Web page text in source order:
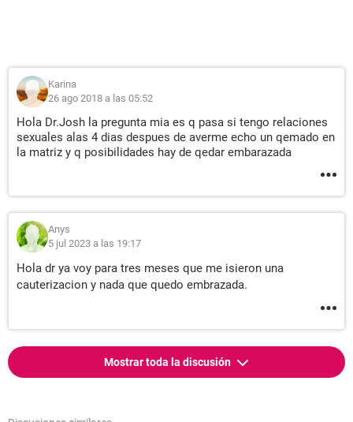
Karina
26 ago 2018 a las 05:52
Hola Dr.Josh la pregunta mia es q pasa si tengo relaciones
sexuales alas 4 dias despues de averme echo un qemado en
la matriz y q posibilidades hay de qedar embarazada
Anys
5 jul 2023 a las 19:17
Hola dr ya voy para tres meses que me isieron una
cauterizacion y nada que quedo embrazada.
Mostrar toda la discusión